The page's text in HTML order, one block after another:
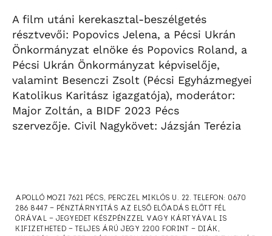
A film utáni kerekasztal-beszélgetés
résztvevői: Popovics Jelena, a Pécsi Ukrán
Önkormányzat elnöke és Popovics Roland, a
Pécsi Ukrán Önkormányzat képviselője,
valamint Besenczi Zsolt (Pécsi Egyházmegyei
Katolikus Karitász igazgatója), moderátor:
Major Zoltán, a BIDF 2023 Pécs
szervezője. Civil Nagykövet: Jázsján Terézia
APOLLÓ MOZI 7621 PÉCS, PERCZEL MIKLÓS U. 22. TELEFON: 0670
286 8447 — PÉNZTÁRNYITÁS AZ ELSŐ ELŐADÁS ELŐTT FÉL
ÓRÁVAL — JEGYEDET KÉSZPÉNZZEL VAGY KÁRTYÁVAL IS
KIFIZETHETED — TELJES ÁRÚ JEGY 2200 FORINT — DIÁK,